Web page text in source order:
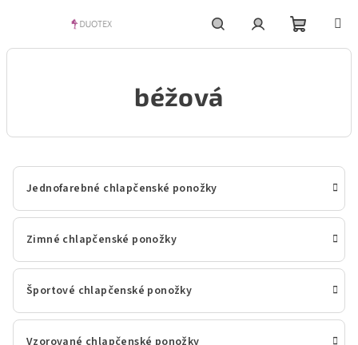
HľadaťPrihlásenie
béžová
Jednofarebné chlapčenské ponožky
Zimné chlapčenské ponožky
Športové chlapčenské ponožky
Vzorované chlapčenské ponožky